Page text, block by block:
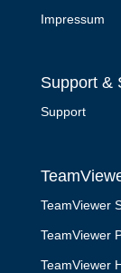
Impressum
Support &
Support
TeamViewer
TeamViewer
TeamViewer